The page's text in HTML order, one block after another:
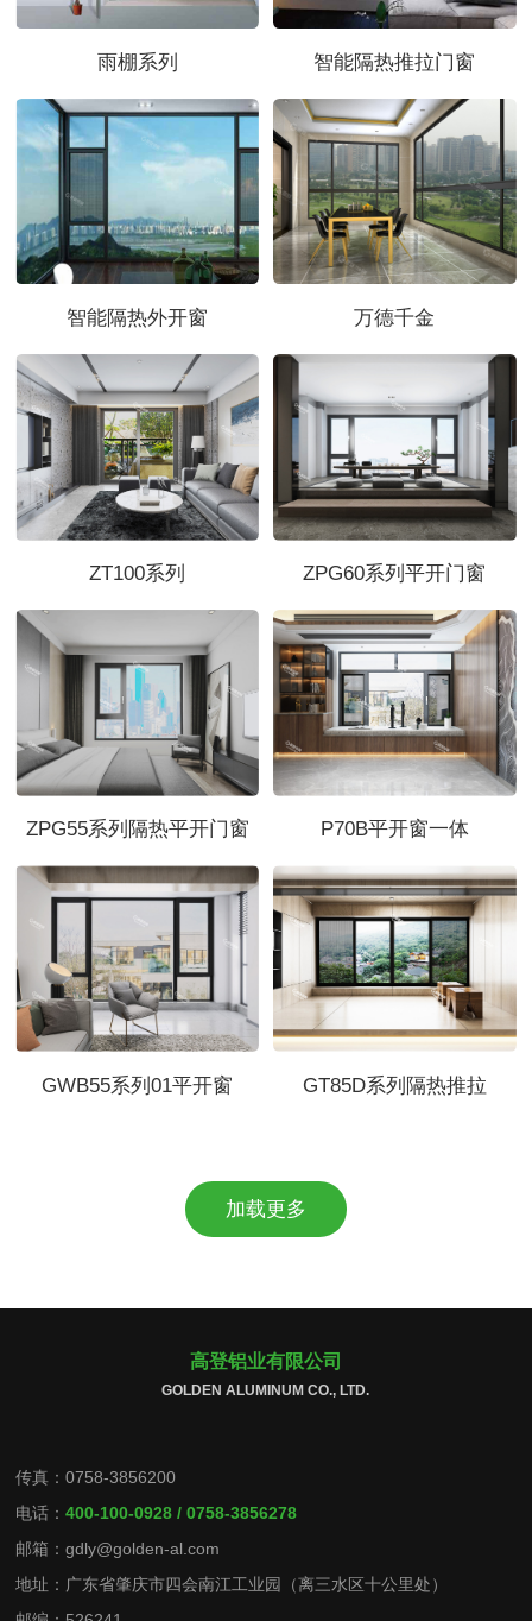
雨棚系列 智能隔热推拉门窗
智能隔热外开窗 万德千金
ZT100系列 ZPG60系列平开门窗
ZPG55系列隔热平开门窗 P70B平开窗一体
GWB55系列01平开窗 GT85D系列隔热推拉
加载更多
高登铝业有限公司
GOLDEN ALUMINUM CO., LTD.
传真：0758-3856200
电话：400-100-0928 / 0758-3856278
邮箱：gdly@golden-al.com
地址：广东省肇庆市四会南江工业园（离三水区十公里处）